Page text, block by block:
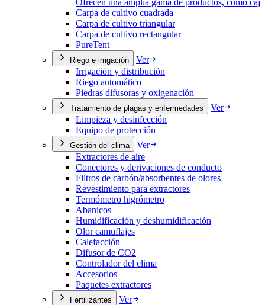
Ofrecen una amplia gama de productos, como caj
Carpa de cultivo cuadrada
Carpa de cultivo triangular
Carpa de cultivo rectangular
PureTent
Riego e irrigación
Ver
Irrigación y distribución
Riego automático
Piedras difusoras y oxigenación
Tratamiento de plagas y enfermedades
Ver
Limpieza y desinfección
Equipo de protección
Gestión del clima
Ver
Extractores de aire
Conectores y derivaciones de conducto
Filtros de carbón/absorbentes de olores
Revestimiento para extractores
Termómetro higrómetro
Abanicos
Humidificación y deshumidificación
Olor camuflajes
Calefacción
Difusor de CO2
Controlador del clima
Accesorios
Paquetes extractores
Fertilizantes
Ver